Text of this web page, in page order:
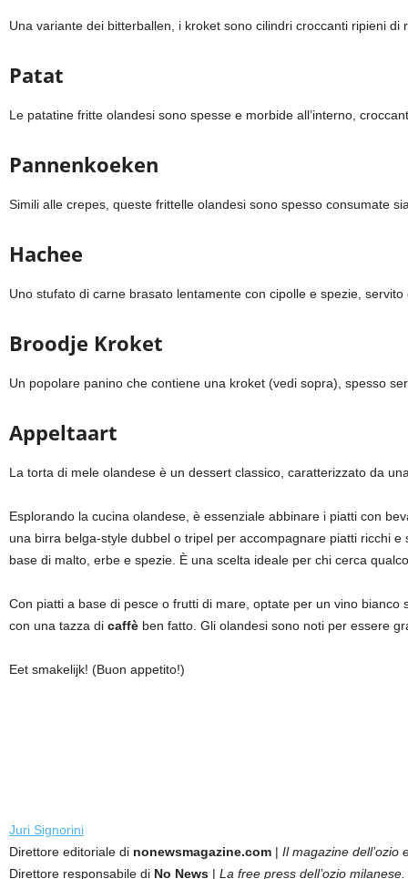
Una variante dei bitterballen, i kroket sono cilindri croccanti ripieni di
Patat
Le patatine fritte olandesi sono spesse e morbide all’interno,
Pannenkoeken
Simili alle crepes, queste frittelle olandesi sono spesso consumate
Hachee
Uno stufato di carne brasato lentamente con cipolle e spezie,
Broodje Kroket
Un popolare panino che contiene una kroket (vedi sopra), spesso
Appeltaart
La torta di mele olandese è un dessert classico, caratterizzato da
Esplorando la cucina olandese, è essenziale abbinare i piatti con
una birra belga-style dubbel o tripel per accompagnare piatti ricchi
base di malto, erbe e spezie. È una scelta ideale per chi cerca
Con piatti a base di pesce o frutti di mare, optate per un vino bianco
con una tazza di caffè ben fatto. Gli olandesi sono noti per essere
Eet smakelijk! (Buon appetito!)
Juri Signorini
Direttore editoriale di nonewsmagazine.com | Il magazine dell’ozio
Direttore responsabile di No News | La free press dell’ozio milanese.